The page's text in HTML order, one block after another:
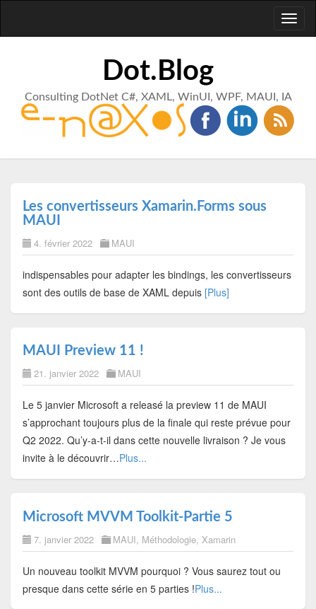
Dot.Blog
Consulting DotNet C#, XAML, WinUI, WPF, MAUI, IA
Les convertisseurs Xamarin.Forms sous
MAUI
4. février 2022 MAUI
indispensables pour adapter les bindings, les convertisseurs
sont des outils de base de XAML depuis [Plus]
MAUI Preview 11 !
21. janvier 2022 MAUI
Le 5 janvier Microsoft a releasé la preview 11 de MAUI
s’approchant toujours plus de la finale qui reste prévue pour
Q2 2022. Qu’y-a-t-il dans cette nouvelle livraison ? Je vous
invite à le découvrir…Plus...
Microsoft MVVM Toolkit-Partie 5
7. janvier 2022 MAUI, Méthodologie, Xamarin
Un nouveau toolkit MVVM pourquoi ? Vous saurez tout ou
presque dans cette série en 5 parties !Plus...